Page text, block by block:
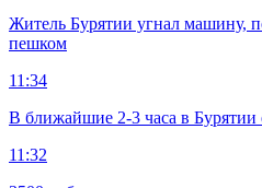
Житель Бурятии угнал машину,
пешком
11:34
В ближайшие 2-3 часа в Бурятии
11:32